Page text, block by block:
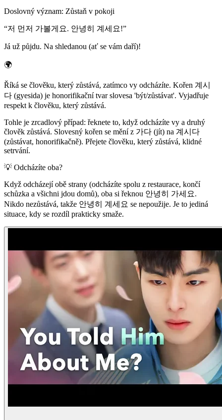
Doslovný význam: Zůstaň v pokoji
“저 먼저 가볼게요. 안녕히 계세요!”
Já už půjdu. Na shledanou (ať se vám daří)!
🌍
Říká se člověku, který zůstává, zatímco vy odcházíte. Kořen 계시
다 (gyesida) je honorifikační tvar slovesa 'být/zůstávat'. Vyjadřuje
respekt k člověku, který zůstává.
Tohle je zrcadlový případ: řeknete to, když odcházíte vy a druhý
člověk zůstává. Slovesný kořen se mění z 가다 (jít) na 계시다
(zůstávat, honorifikačně). Přejete člověku, který zůstává, klidné
setrvání.
💡 Odcházíte oba?
Když odcházejí obě strany (odcházíte spolu z restaurace, končí
schůzka a všichni jdou domů), oba si řeknou 안녕히 가세요.
Nikdo nezůstává, takže 안녕히 계세요 se nepoužije. Je to jediná
situace, kdy se rozdíl prakticky smaže.